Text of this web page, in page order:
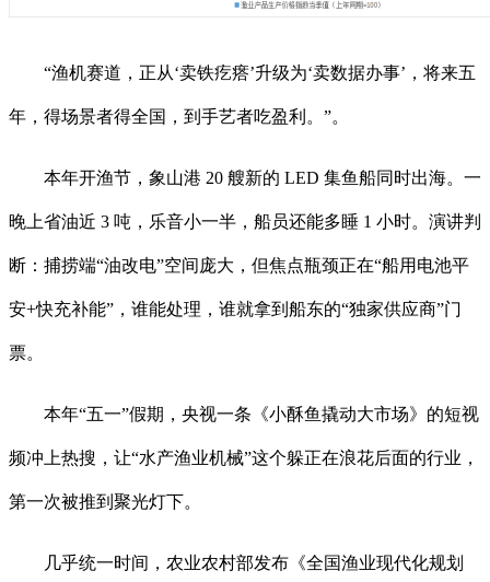
“渔机赛道，正从‘卖铁疙瘩’升级为‘卖数据办事’，将来五
年，得场景者得全国，到手艺者吃盈利。”。
本年开渔节，象山港 20 艘新的 LED 集鱼船同时出海。一
晚上省油近 3 吨，乐音小一半，船员还能多睡 1 小时。演讲判
断：捕捞端“油改电”空间庞大，但焦点瓶颈正在“船用电池平
安+快充补能”，谁能处理，谁就拿到船东的“独家供应商”门
票。
本年“五一”假期，央视一条《小酥鱼撬动大市场》的短视
频冲上热搜，让“水产渔业机械”这个躲正在浪花后面的行业，
第一次被推到聚光灯下。
几乎统一时间，农业农村部发布《全国渔业现代化规划